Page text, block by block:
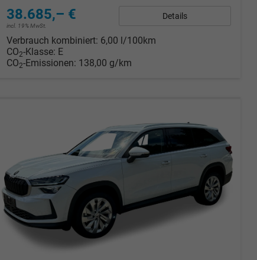
38.685,– €
incl. 19% MwSt.
Details
Verbrauch kombiniert: 6,00 l/100km
CO2-Klasse: E
CO2-Emissionen: 138,00 g/km